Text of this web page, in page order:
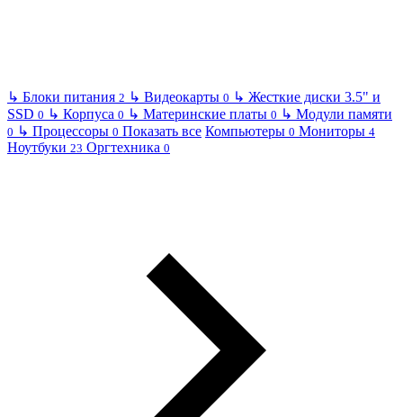
↳ Блоки питания 2 ↳ Видеокарты 0 ↳ Жесткие диски 3.5" и
SSD 0 ↳ Корпуса 0 ↳ Материнские платы 0 ↳ Модули памяти
0 ↳ Процессоры 0 Показать все Компьютеры 0 Мониторы 4
Ноутбуки 23 Оргтехника 0